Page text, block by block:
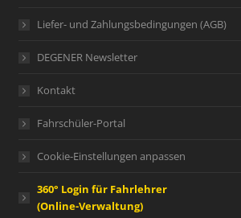
Liefer- und Zahlungsbedingungen (AGB)
DEGENER Newsletter
Kontakt
Fahrschüler-Portal
Cookie-Einstellungen anpassen
360° Login für Fahrlehrer
(Online-Verwaltung)